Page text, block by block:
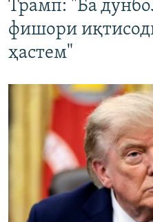
Трамп: "Ба
фишори
ҳастем"